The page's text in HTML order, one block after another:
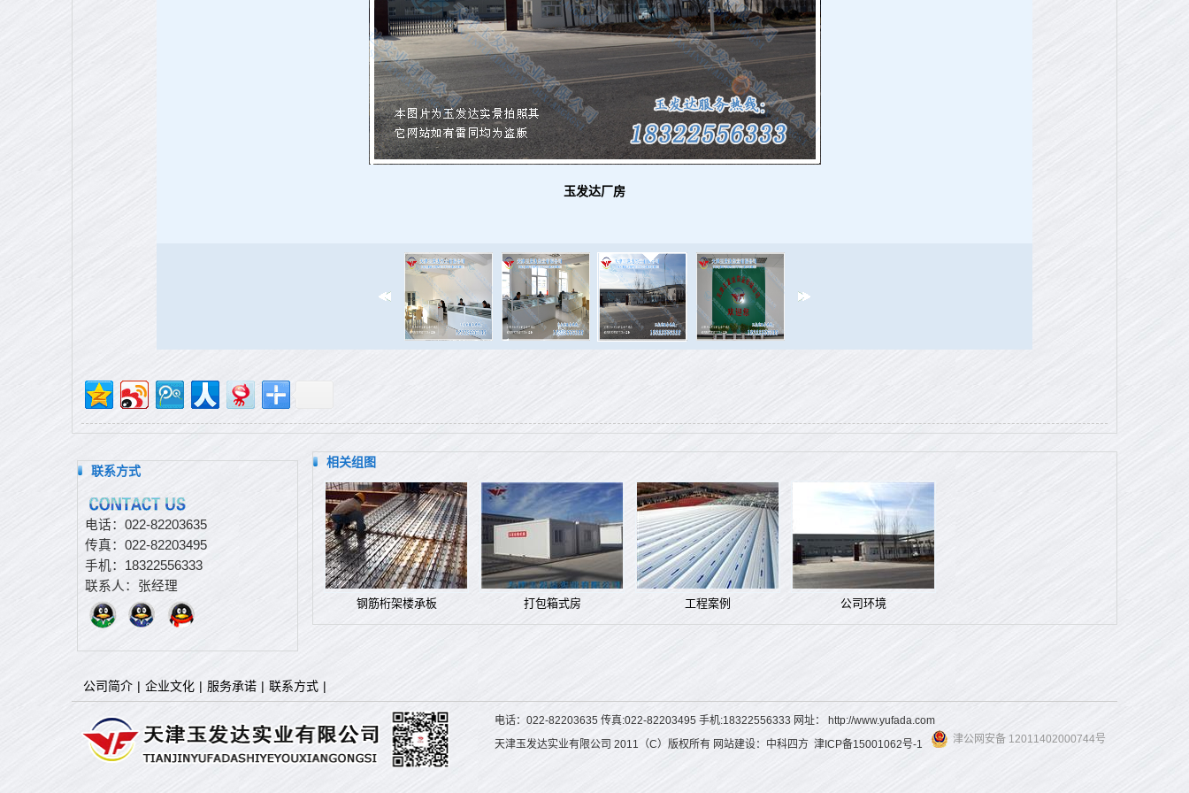
玉发达厂房
相关组图
钢筋桁架楼承板 打包箱式房 工程案例 公司环境
联系方式
电话：022-82203635
传真：022-82203495
手机：18322556333
联系人：张经理
公司简介 | 企业文化 | 服务承诺 | 联系方式 |
电话：022-82203635 传真:022-82203495 手机:18322556333 网址：
http://www.yufada.com
天津玉发达实业有限公司 2011（C）版权所有 网站建设：中科四方 津ICP备15001062号-1 津公网安备 12011402000744号